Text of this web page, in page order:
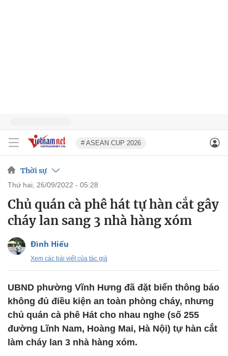
# ASEAN CUP 2026
Thời sự
thứ hai, 26/09/2022 - 05:28
Chủ quán cà phê hát tự hàn cắt gây
cháy lan sang 3 nhà hàng xóm
Đình Hiếu
Xem các bài viết của tác giả
UBND phường Vĩnh Hưng đã đặt biển thông báo
không đủ điều kiện an toàn phòng cháy, nhưng
chủ quán cà phê Hát cho nhau nghe (số 255
đường Lĩnh Nam, Hoàng Mai, Hà Nội) tự hàn cắt
làm cháy lan 3 nhà hàng xóm.